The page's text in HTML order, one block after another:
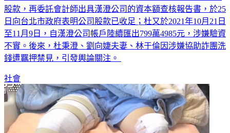
股款，再委託會計師出具漢澄公司的資本額查核報告書，於25
日向台北市政府表明公司股款已收足；杜又於2021年10月21日
至11月9日，自漢澄公司帳戶陸續匯出799萬4985元，涉嫌驗資
不實。後來，杜秉澄、劉向婕夫妻、林于倫因涉嫌協助詐團洗
錢遭羈押禁見，引發輿論關注。
社會